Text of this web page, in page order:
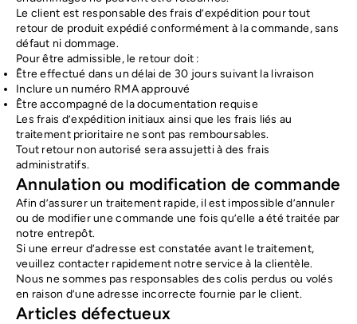
Le client est responsable des frais d’expédition pour tout
retour de produit expédié conformément à la commande, sans
défaut ni dommage.
Pour être admissible, le retour doit :
Être effectué dans un délai de 30 jours suivant la livraison
Inclure un numéro RMA approuvé
Être accompagné de la documentation requise
Les frais d’expédition initiaux ainsi que les frais liés au
traitement prioritaire ne sont pas remboursables.
Tout retour non autorisé sera assujetti à des frais
administratifs.
Annulation ou modification de commande
Afin d’assurer un traitement rapide, il est impossible d’annuler
ou de modifier une commande une fois qu’elle a été traitée par
notre entrepôt.
Si une erreur d’adresse est constatée avant le traitement,
veuillez contacter rapidement notre service à la clientèle.
Nous ne sommes pas responsables des colis perdus ou volés
en raison d’une adresse incorrecte fournie par le client.
Articles défectueux